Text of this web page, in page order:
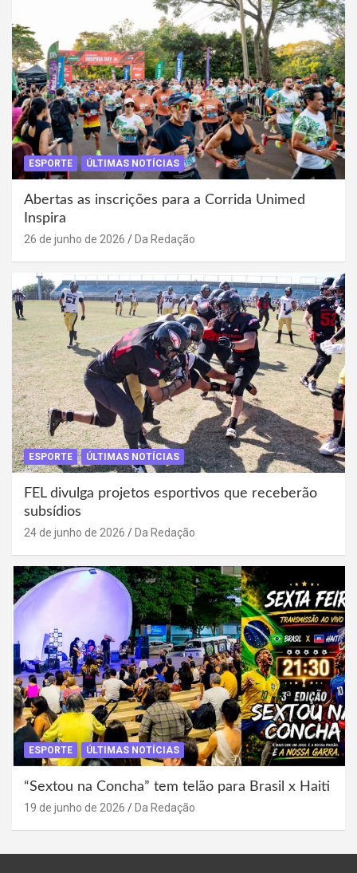
ESPORTE ÚLTIMAS NOTÍCIAS
Abertas as inscrições para a Corrida Unimed
Inspira
26 de junho de 2026 Da Redação
ESPORTE ÚLTIMAS NOTÍCIAS
FEL divulga projetos esportivos que receberão
subsídios
24 de junho de 2026 Da Redação
ESPORTE ÚLTIMAS NOTÍCIAS
“Sextou na Concha” tem telão para Brasil x Haiti
19 de junho de 2026 Da Redação